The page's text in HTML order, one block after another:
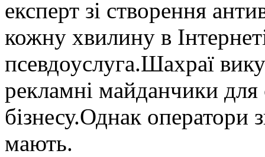
експерт зі створення
кожну хвилину в
псевдоуслуга.Шахраї
рекламні майданчики для
бізнесу.Однак оператори
мають.